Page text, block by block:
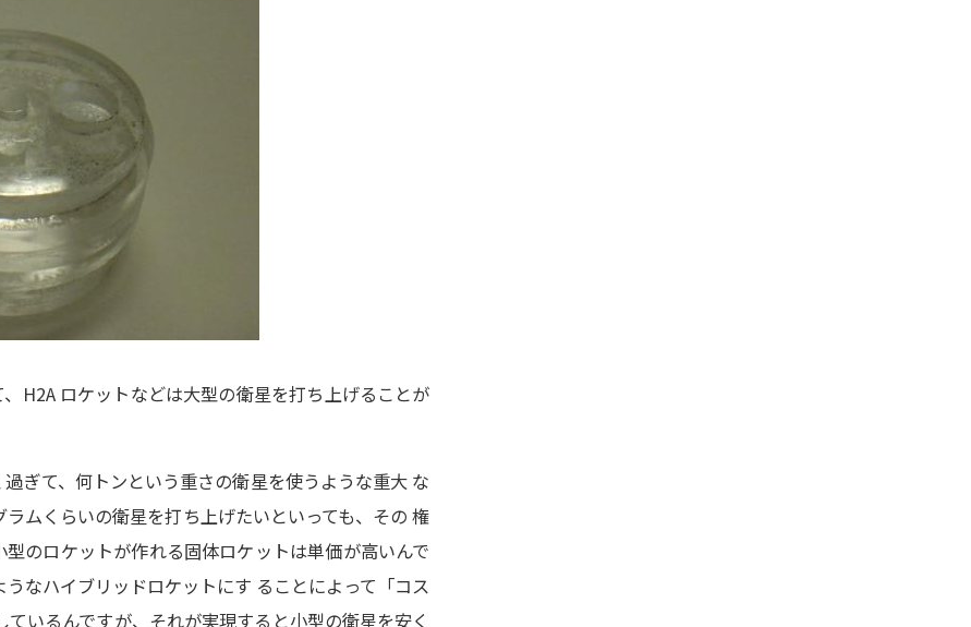
H2A ロケットなどは大型の衛星を打ち上げることが
過ぎて、何トンという重さの衛星を使うような重大 な
ムくらいの衛星を打ち上げたいといっても、 その 権
型のロケットが作れる固体ロケットは単価が高いんで
うなハイブリッドロケットにす ることによって 「コス
いるんですが、 それが実現すると小型の衛星を安く